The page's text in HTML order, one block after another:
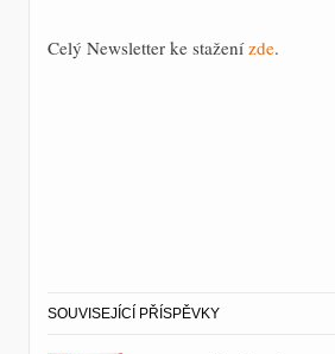
Celý Newsletter ke staženízde.
SOUVISEJÍCÍ PŘÍSPĚVKY